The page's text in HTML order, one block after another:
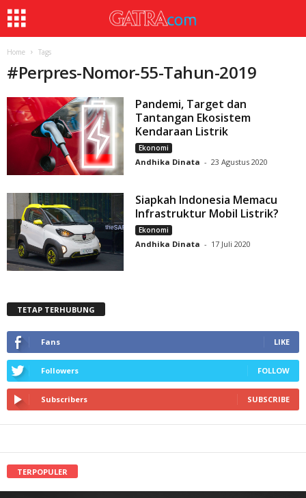
Home Tags
#Perpres-Nomor-55-Tahun-2019
Pandemi, Target dan
Tantangan Ekosistem
Kendaraan Listrik
Ekonomi
Andhika Dinata - 23 Agustus 2020
Siapkah Indonesia Memacu
Infrastruktur Mobil Listrik?
Ekonomi
Andhika Dinata - 17 Juli 2020
TETAP TERHUBUNG
Fans LIKE
Followers FOLLOW
Subscribers SUBSCRIBE
TERPOPULER